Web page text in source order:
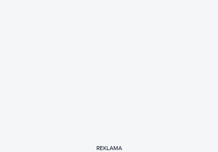
REKLAMA